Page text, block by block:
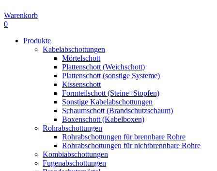
Warenkorb
0
Produkte
Kabelabschottungen
Mörtelschott
Plattenschott (Weichschott)
Plattenschott (sonstige Systeme)
Kissenschott
Formteilschott (Steine+Stopfen)
Sonstige Kabelabschottungen
Schaumschott (Brandschutzschaum)
Boxenschott (Kabelboxen)
Rohrabschottungen
Rohrabschottungen für brennbare Rohre
Rohrabschottungen für nichtbrennbare Rohre
Kombiabschottungen
Fugenabschottungen